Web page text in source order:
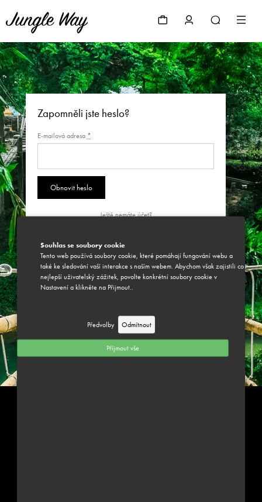
Souhlas se soubory cookie
Tento web používá soubory cookie, které pomáhají fungování webu a
také ke sledování vaší interakce s naším webem. Abychom však zajistili co
nejlepší uživatelský zážitek, povolte konkrétní soubory cookie v
Nastavení a klikněte na Přijmout..
Předvolby Odmítnout
Příjmout vše
Zapomněli jste heslo?
E-mailová adresa *
Ještě nemáte účet?
Vzpomněli jste si na heslo?
Přihlásit se